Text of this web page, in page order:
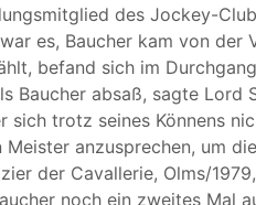
des Jockey-
es, Baucher kam von der
befand sich im
Baucher absaß, sagte Lord
sich trotz seines Könnens
anzusprechen, um
der Cavallerie, Olms/
noch ein zweites Mal